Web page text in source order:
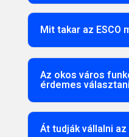
Mit takar az ESCO
Az okos város
érdemes
Át tudják vállalni